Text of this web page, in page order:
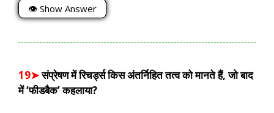
👁 Show Answer
19➤संप्रेषण में रिचर्ड्स किस अंतर्निहित तत्व को मानते हैं, जो बाद
में ‘फीडबैक’ कहलाया?